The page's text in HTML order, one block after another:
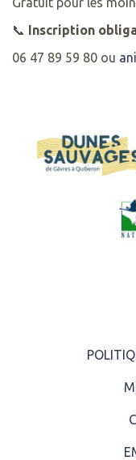
📞 Inscription
06 47 89 59 80 ou